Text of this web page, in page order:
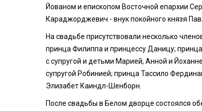
Йованом и епископом Восточной епархии
Караджорджевич - внук покойного князя
На свадьбе присутствовали несколько
принца Филиппа и принцессу Даницу;
с супругой и детьми Марией, Анной и
супругой Робинией; принца Тассило
Элизабет Каиндл-Шенборн.
После свадьбы в Белом дворце состоялся